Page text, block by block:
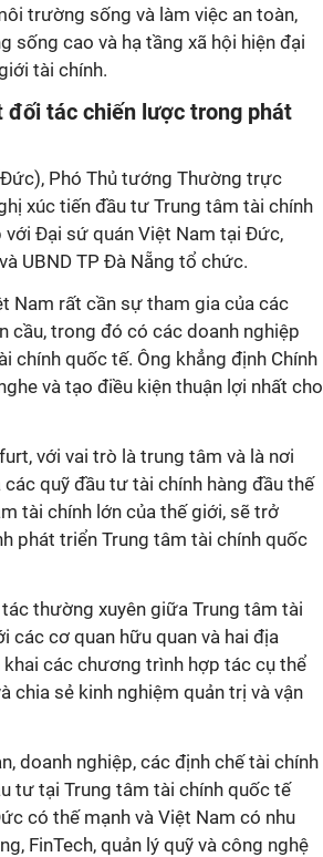
trường sống và làm việc an toàn,
sống cao và hạ tầng xã hội hiện đại
tài chính.
tác chiến lược trong phát
Phó Thủ tướng Thường trực
xúc tiến đầu tư Trung tâm tài chính
Đại sứ quán Việt Nam tại Đức,
UBND TP Đà Nẵng tổ chức.
Nam rất cần sự tham gia của các
cầu, trong đó có các doanh nghiệp
chính quốc tế. Ông khẳng định Chính
và tạo điều kiện thuận lợi nhất cho
với vai trò là trung tâm và là nơi
quỹ đầu tư tài chính hàng đầu thế
tài chính lớn của thế giới, sẽ trở
phát triển Trung tâm tài chính quốc
thường xuyên giữa Trung tâm tài
các cơ quan hữu quan và hai địa
các chương trình hợp tác cụ thể
chia sẻ kinh nghiệm quản trị và vận
doanh nghiệp, các định chế tài chính
tư tại Trung tâm tài chính quốc tế
có thế mạnh và Việt Nam có nhu
FinTech, quản lý quỹ và công nghệ